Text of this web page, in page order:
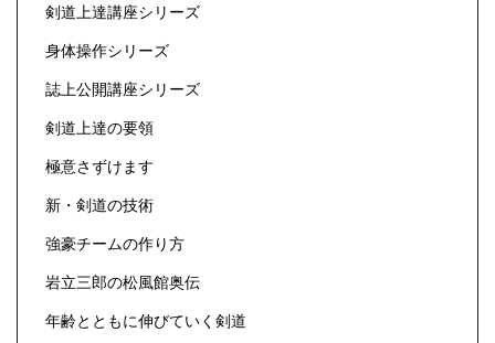
剣道上達講座シリーズ
身体操作シリーズ
誌上公開講座シリーズ
剣道上達の要領
極意さずけます
新・剣道の技術
強豪チームの作り方
岩立三郎の松風館奥伝
年齢とともに伸びていく剣道